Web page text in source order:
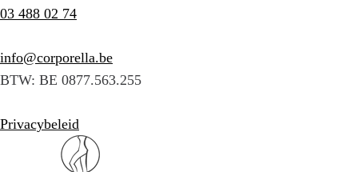
03 488 02 74
info@corporella.be
BTW: BE 0877.563.255
Privacybeleid